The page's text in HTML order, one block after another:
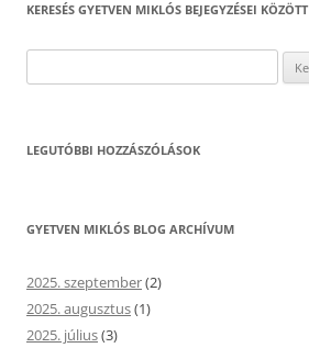
KERESÉS GYETVEN MIKLÓS BEJEGYZÉSEI KÖZÖTT
LEGUTÓBBI HOZZÁSZÓLÁSOK
GYETVEN MIKLÓS BLOG ARCHÍVUM
2025. szeptember(2)
2025. augusztus(1)
2025. július(3)